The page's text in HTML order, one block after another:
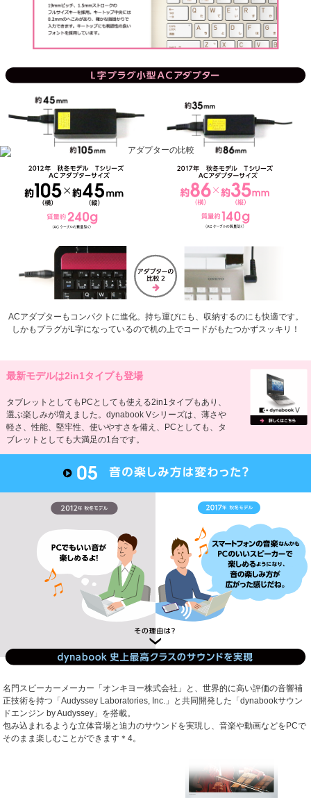
ACアダプターもコンパクトに進化。持ち運びにも、収納するのにも快適です。
しかもプラグがL字になっているので机の上でコードがもたつかずスッキリ！
最新モデルは2in1タイプも登場
タブレットとしてもPCとしても使える2in1タイプもあり、
選ぶ楽しみが増えました。dynabook Vシリーズは、薄さや
軽さ、性能、堅牢性、使いやすさを備え、PCとしても、タ
ブレットとしても大満足の1台です。
名門スピーカーメーカー「オンキヨー株式会社」と、世界的に高い評価の音響補
正技術を持つ「Audyssey Laboratories, Inc.」と共同開発した「dynabookサウン
ドエンジン by Audyssey」を搭載。
包み込まれるような立体音場と迫力のサウンドを実現し、音楽や動画などをPCで
そのまま楽しむことができます ＊4。